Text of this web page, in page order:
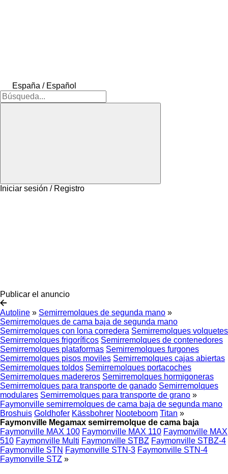
España / Español
Iniciar sesión / Registro
Publicar el anuncio
Autoline » Semirremolques de segunda mano »
Semirremolques de cama baja de segunda mano
Semirremolques con lona corredera Semirremolques volquetes
Semirremolques frigoríficos Semirremolques de contenedores
Semirremolques plataformas Semirremolques furgones
Semirremolques pisos moviles Semirremolques cajas abiertas
Semirremolques toldos Semirremolques portacoches
Semirremolques madereros Semirremolques hormigoneras
Semirremolques para transporte de ganado Semirremolques
modulares Semirremolques para transporte de grano »
Faymonville semirremolques de cama baja de segunda mano
Broshuis Goldhofer Kässbohrer Nooteboom Titan »
Faymonville Megamax semirremolque de cama baja
Faymonville MAX 100 Faymonville MAX 110 Faymonville MAX
510 Faymonville Multi Faymonville STBZ Faymonville STBZ-4
Faymonville STN Faymonville STN-3 Faymonville STN-4
Faymonville STZ »